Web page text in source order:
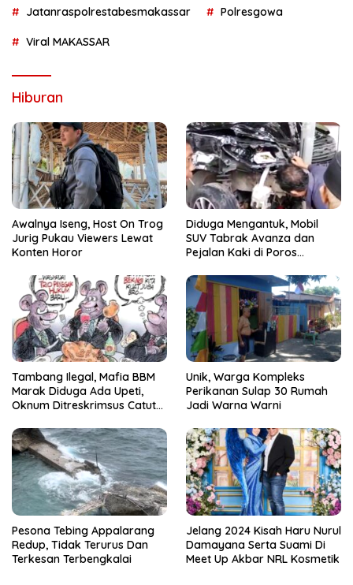
Jatanraspolrestabesmakassar Polresgowa
Viral MAKASSAR
Hiburan
Awalnya Iseng, Host On Trog
Jurig Pukau Viewers Lewat
Konten Horor
Diduga Mengantuk, Mobil
SUV Tabrak Avanza dan
Pejalan Kaki di Poros
Tambang Ilegal, Mafia BBM
Marak Diduga Ada Upeti,
Oknum Ditreskrimsus Catut
Unik, Warga Kompleks
Perikanan Sulap 30 Rumah
Jadi Warna Warni
Pesona Tebing Appalarang
Redup, Tidak Terurus Dan
Terkesan Terbengkalai
Jelang 2024 Kisah Haru Nurul
Damayana Serta Suami Di
Meet Up Akbar NRL Kosmetik